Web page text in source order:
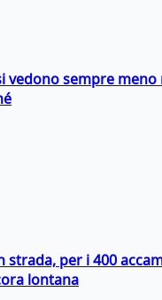
vedono sempre
strada, per i 400
lontana